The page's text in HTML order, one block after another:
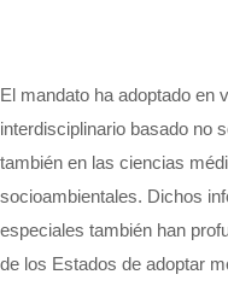
El mandato ha adoptado en
interdisciplinario basado no
también en las ciencias
socioambientales. Dichos
especiales también han
de los Estados de adoptar